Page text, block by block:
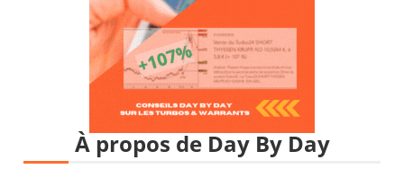
À propos de Day By Day